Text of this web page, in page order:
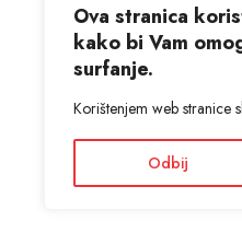
Ova stranica
kako bi Vam
surfanje.
Korištenjem web stranice
Odbij